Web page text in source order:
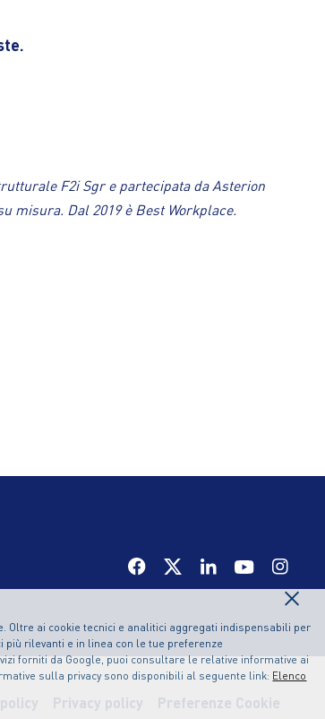
Oltre ai cookie tecnici e analitici aggregati indispensabili per
rilevanti e in linea con le tue preferenze
forniti da Google, puoi consultare le relative informative ai
sulla privacy sono disponibili al seguente link: Elenco
×
F2i Sgr e partecipata da Asterion
misura. Dal 2019 è Best Workplace.
Privacy policy Preferenze Cookie